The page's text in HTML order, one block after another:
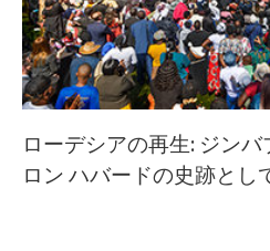
ローデシアの再生: ジン
ロン ハバードの史跡とし